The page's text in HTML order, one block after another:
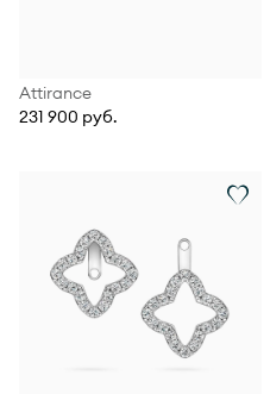
Attirance
231 900 руб.